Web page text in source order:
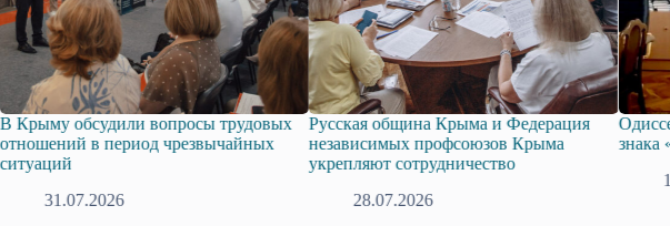
Русская община Крыма и Федерация
независимых профсоюзов Крыма
28.07.2026
Одиссей Пипия удостоен Почётного
знака «За гражданское служение»